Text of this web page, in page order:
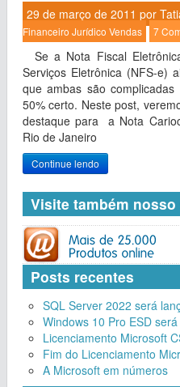
29 de março de 2011 por
Financeiro Jurídico Vendas 7
Se a Nota Fiscal
Serviços Eletrônica (NFS-e)
que ambas são
50% certo. Neste post,
destaque para a Nota
Rio de Janeiro
Continue lendo
Visite também
Posts recentes
SQL Server 2022 será
Windows 10 Pro ESD
Licenciamento Microsoft
Fim do Licenciamento
A Microsoft em números